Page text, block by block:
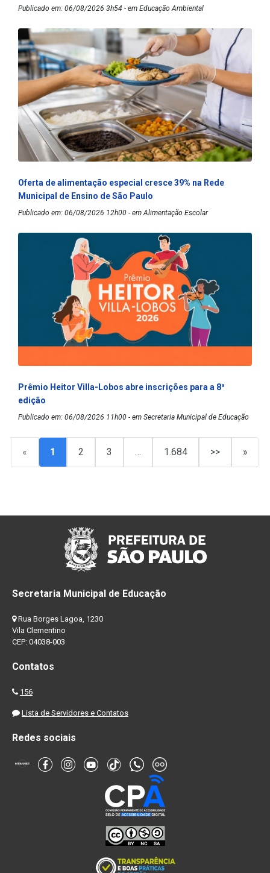
Publicado em: 06/08/2026 3h54 - em Educação Ambiental
Oferta de alimentação especial cresce 39% na Rede
Municipal de Ensino de São Paulo
Publicado em: 06/08/2026 12h00 - em Alimentação Escolar
Prêmio Heitor Villa-Lobos abre inscrições para a 8ª
edição
Publicado em: 06/08/2026 11h00 - em Secretaria Municipal de Educação
« 1 2 3 … 1.684 >> »
Secretaria Municipal de Educação
Rua Borges Lagoa, 1230
Vila Clementino
CEP: 04038-003
Contatos
156
Lista de Servidores e Contatos
Redes sociais